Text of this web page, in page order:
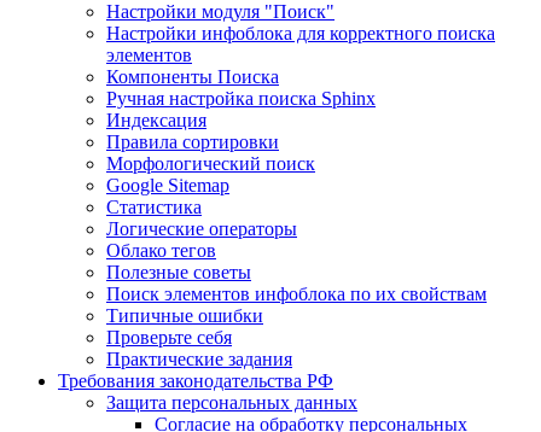
Настройки модуля "Поиск"
Настройки инфоблока для корректного поиска
элементов
Компоненты Поиска
Ручная настройка поиска Sphinx
Индексация
Правила сортировки
Морфологический поиск
Google Sitemap
Статистика
Логические операторы
Облако тегов
Полезные советы
Поиск элементов инфоблока по их свойствам
Типичные ошибки
Проверьте себя
Практические задания
Требования законодательства РФ
Защита персональных данных
Согласие на обработку персональных